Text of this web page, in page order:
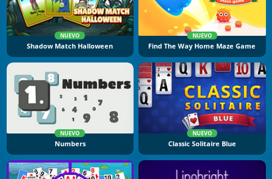
NUEVO
Shadow Match Halloween
NUEVO
Find The Way Home Maze Game
NUEVO
Numbers
NUEVO
Classic Solitaire Blue